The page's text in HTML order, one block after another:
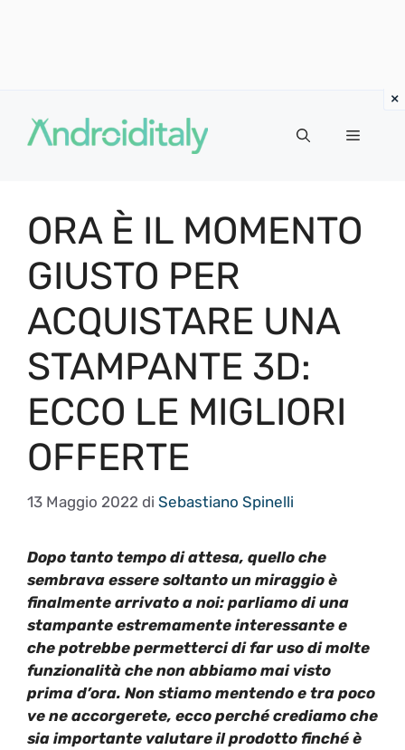
contenuto
MENU
ORA È IL MOMENTO
GIUSTO PER
ACQUISTARE UNA
STAMPANTE 3D:
ECCO LE MIGLIORI
OFFERTE
13 Maggio 2022 di Sebastiano Spinelli
Dopo tanto tempo di attesa, quello che
sembrava essere soltanto un miraggio è
finalmente arrivato a noi: parliamo di una
stampante estremamente interessante e
che potrebbe permetterci di far uso di molte
funzionalità che non abbiamo mai visto
prima d’ora. Non stiamo mentendo e tra poco
ve ne accorgerete, ecco perché crediamo che
sia importante valutare il prodotto finché è